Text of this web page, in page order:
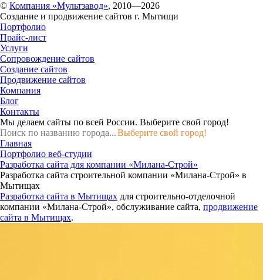
© Компания «Мультзавод», 2010—2026
Создание и продвижение сайтов г. Мытищи
Портфолио
Прайс-лист
Услуги
Сопровождение сайтов
Создание сайтов
Продвижение сайтов
Компания
Блог
Контакты
Мы делаем сайты по всей России. Выберите свой город!
Выберите свой город!
Главная
Портфолио веб-студии
Разработка сайта для компании «Милана-Строй»
Разработка сайта строительной компании «Милана-Строй» в
Мытищах
Разработка сайта в Мытищах для строительно-отделочной
компании «Милана-Строй», обслуживание сайта, продвижение
сайта в Мытищах.